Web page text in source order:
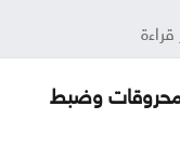
قراءة
.. إغلاق 12 محطة محروقات وضبط